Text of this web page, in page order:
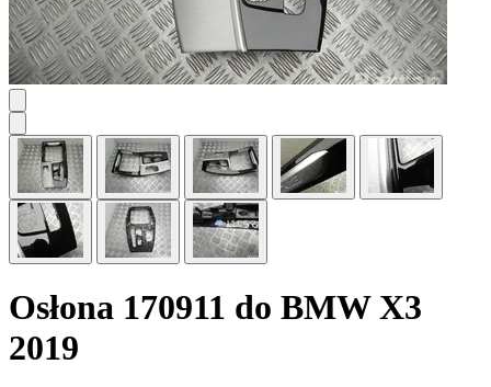
Osłona 170911 do BMW X3
2019